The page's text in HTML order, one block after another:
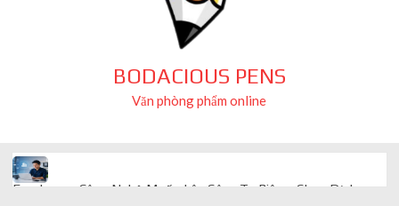
BODACIOUS PENS
Văn phòng phẩm online
Freelancer Công Nghệ Muốn Lên Công Ty Riêng: Chọn Dịch